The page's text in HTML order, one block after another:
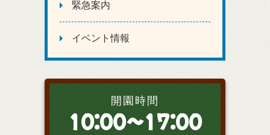
緊急案内
イベント情報
開園時間
10:00～17:00